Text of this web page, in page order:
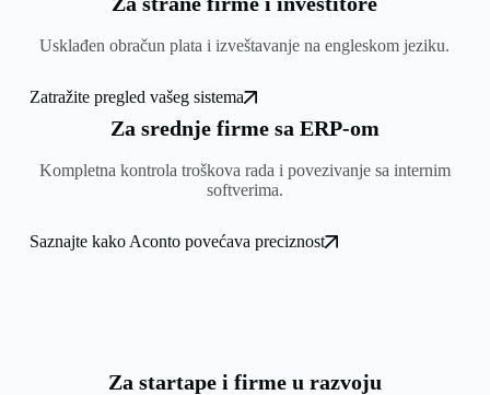
Usklađen obračun plata i izveštavanje na engleskom jeziku.
Zatražite pregled vašeg sistema
Za srednje firme sa ERP-om
Kompletna kontrola troškova rada i povezivanje sa internim
softverima.
Saznajte kako Aconto povećava preciznost
Za startape i firme u razvoju